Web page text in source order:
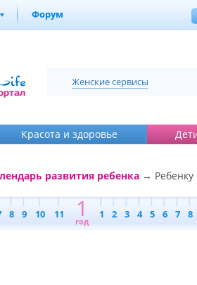
Форум
Женские сервисы
Красота и здоровье
развития ребенка → Ребенку
8 9 10 11 1
год
1 2 3 4 5 6 7 8